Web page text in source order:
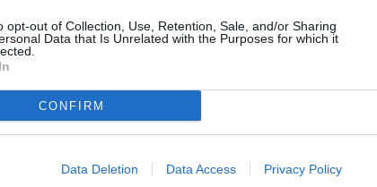
opt-out of Collection, Use, Retention, Sale, and/or Sharing
Data that Is Unrelated with the Purposes for which it
CONFIRM
Data Deletion Data Access Privacy Policy
stanici Sport1
na Arena Sport
rozšiřuje videotéku MyPrime